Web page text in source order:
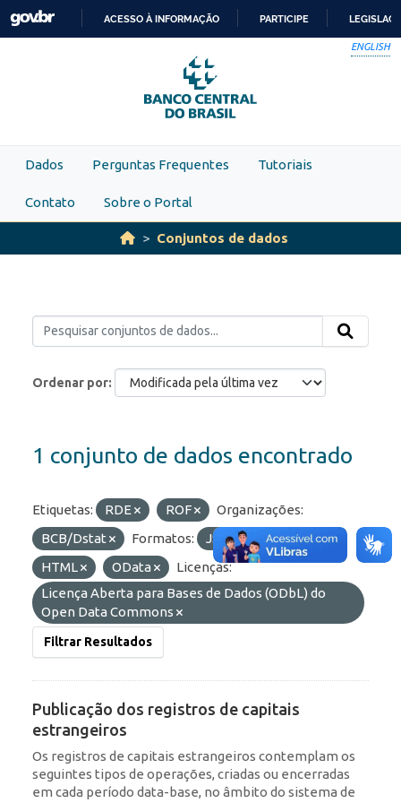
Skip to main content
PARA
O
CONTEÚDO
ACESSO À INFORMAÇÃO PARTICIPE
ENGLISH
Dados Perguntas Frequentes Tutoriais
Contato Sobre o Portal
Conjuntos de dados
Ordenar por
1 conjunto de dados encontrado
Etiquetas: RDE ROF
Organizações:
BCB/Dstat
Formatos: JSON
API
HTML
OData
Licenças:
Licença Aberta para Bases de Dados (ODbL) do
Open Data Commons
Filtrar Resultados
Publicação dos registros de capitais
estrangeiros
Os registros de capitais estrangeiros contemplam os
seguintes tipos de operações, criadas ou encerradas
em cada período data-base, no âmbito do sistema de